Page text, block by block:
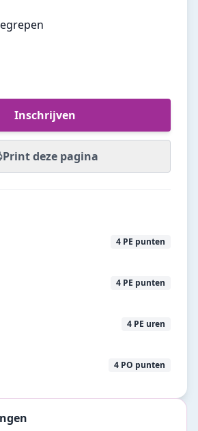
Inschrijven
Print deze pagina
4 PE punten
4 PE punten
4 PE uren
4 PO punten